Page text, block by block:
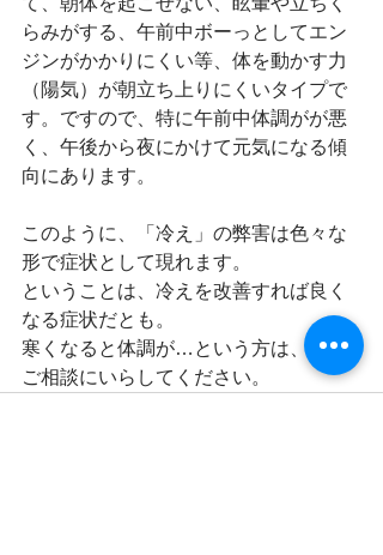
らみがする、午前中ボーっとしてエン
ジンがかかりにくい等、体を動かす力
（陽気）が朝立ち上りにくいタイプで
す。ですので、特に午前中体調がが悪
く、午後から夜にかけて元気になる傾
向にあります。
このように、「冷え」の弊害は色々な
形で症状として現れます。
ということは、冷えを改善すれば良く
なる症状だとも。
寒くなると体調が…という方は、一度
ご相談にいらしてください。